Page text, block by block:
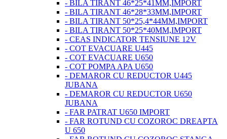
- BILA TIRANT 46*25*41MM,IMPORT
- BILA TIRANT 46*28*33MM,IMPORT
- BILA TIRANT 50*25,4*44MM,IMPORT
- BILA TIRANT 50*25*40MM,IMPORT
- CEAS INDICATOR TENSIUNE 12V
- COT EVACUARE U445
- COT EVACUARE U650
- COT POMPA APA U650
- DEMAROR CU REDUCTOR U445
JUBANA
- DEMAROR CU REDUCTOR U650
JUBANA
- FAR PATRAT U650 IMPORT
- FAR ROTUND CU COZOROC DREAPTA
U 650